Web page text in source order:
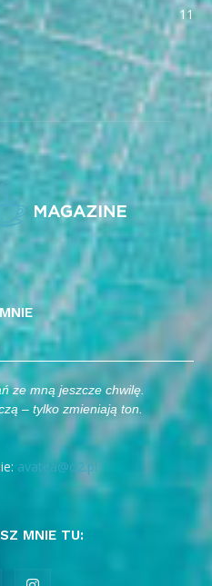
11
ze mną jeszcze chwilę.
– tylko zmieniają ton.
avatea@o2.pl
MNIE TU: